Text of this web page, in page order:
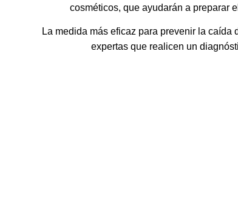
cosméticos, que ayudarán a preparar
La medida más eficaz para prevenir la
expertas que realicen un